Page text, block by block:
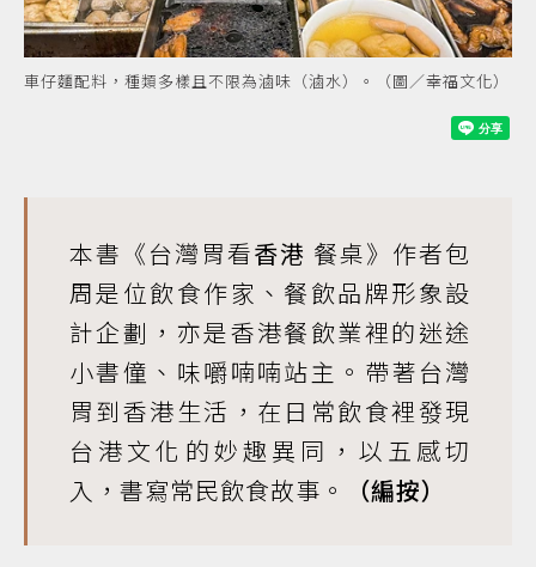
車仔麵配料，種類多樣且不限為滷味（滷水）。（圖／幸福文化）
本書《台灣胃看香港 餐桌》作者包
周是位飲食作家、餐飲品牌形象設
計企劃，亦是香港餐飲業裡的迷途
小書僮、味嚼喃喃站主。帶著台灣
胃到香港生活，在日常飲食裡發現
台港文化的妙趣異同，以五感切
入，書寫常民飲食故事。
（編按）